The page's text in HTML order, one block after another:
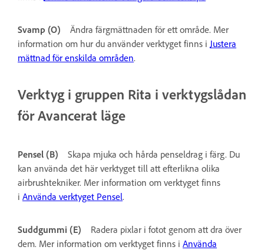
Svamp (O)
Ändra färgmättnaden för ett område. Mer
information om hur du använder verktyget finns i Justera
mättnad för enskilda områden.
Verktyg i gruppen Rita i verktygslådan
för Avancerat läge
Pensel (B)
Skapa mjuka och hårda penseldrag i färg. Du
kan använda det här verktyget till att efterlikna olika
airbrushtekniker. Mer information om verktyget finns
i Använda verktyget Pensel.
Suddgummi (E)
Radera pixlar i fotot genom att dra över
dem. Mer information om verktyget finns i Använda